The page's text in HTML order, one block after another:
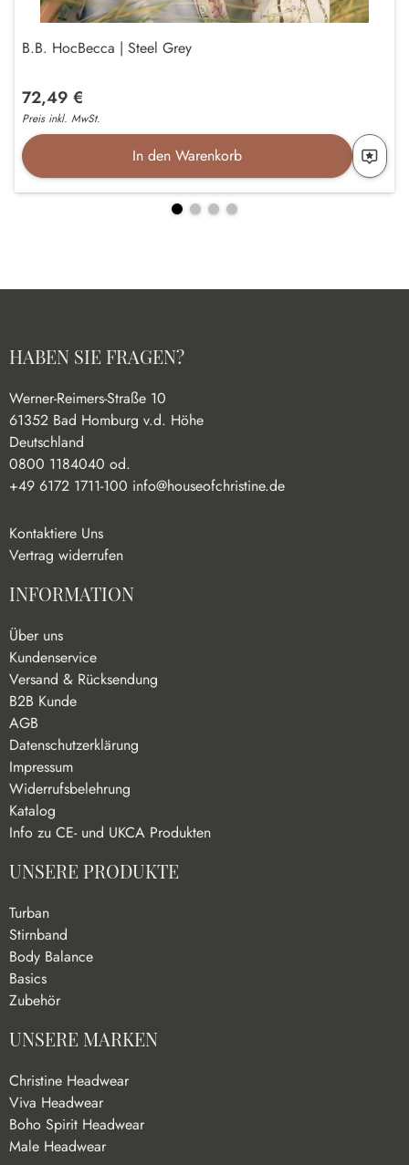
B.B. HocBecca | Steel Grey
72,49 €
Preis inkl. MwSt.
In den Warenkorb
HABEN SIE FRAGEN?
Werner-Reimers-Straße 10
61352 Bad Homburg v.d. Höhe
Deutschland
0800 1184040 od.
+49 6172 1711-100 info@houseofchristine.de
Kontaktiere Uns
Vertrag widerrufen
INFORMATION
Über uns
Kundenservice
Versand & Rücksendung
B2B Kunde
AGB
Datenschutzerklärung
Impressum
Widerrufsbelehrung
Katalog
Info zu CE- und UKCA Produkten
UNSERE PRODUKTE
Turban
Stirnband
Body Balance
Basics
Zubehör
UNSERE MARKEN
Christine Headwear
Viva Headwear
Boho Spirit Headwear
Male Headwear